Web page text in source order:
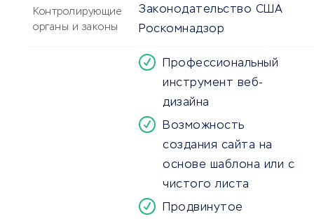
Контролирующие
органы и законы
Законодательство США
Роскомнадзор
Профессиональный
инструмент веб-
дизайна
Возможность
создания сайта на
основе шаблона или с
чистого листа
Продвинутое